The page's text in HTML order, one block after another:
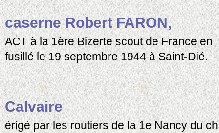
caserne Robert FARON,
ACT à la 1ère Bizerte scout de France en
fusillé le 19 septembre 1944 à Saint-Dié.
Calvaire
érigé par les routiers de la 1e Nancy du